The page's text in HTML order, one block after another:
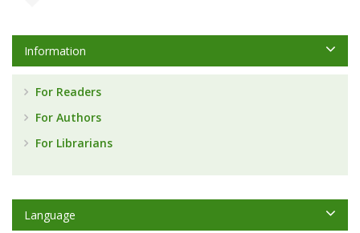
Information
For Readers
For Authors
For Librarians
Language